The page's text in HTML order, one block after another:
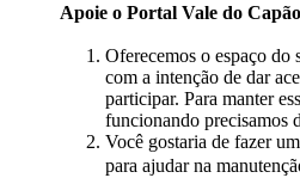
Apoie o Portal Vale do Capão
Oferecemos o espaço do
com a intenção de dar
participar. Para manter
funcionando precisamos
Você gostaria de fazer
para ajudar na